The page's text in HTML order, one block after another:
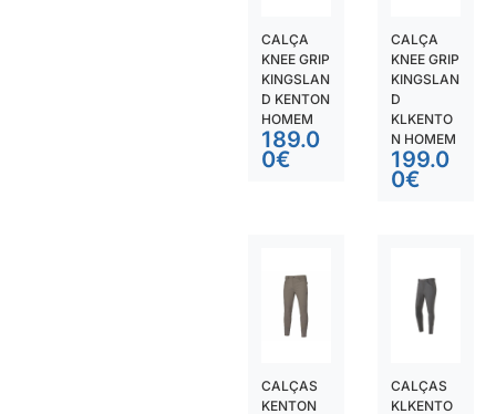
CALÇA
KNEE GRIP
KINGSLAN
D KENTON
HOMEM
189.0
0€
CALÇA
KNEE GRIP
KINGSLAN
D
KLKENTO
N HOMEM
199.0
0€
CALÇAS
KENTON
CALÇAS
KLKENTO